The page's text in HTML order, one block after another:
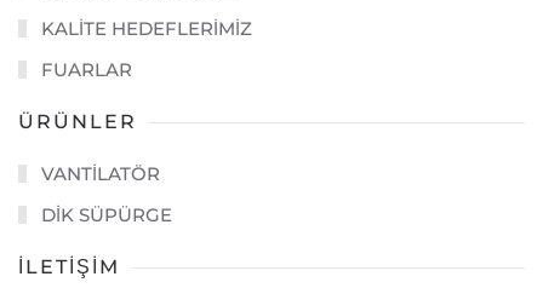
KALİTE HEDEFLERİMİZ
FUARLAR
ÜRÜNLER
VANTİLATÖR
DİK SÜPÜRGE
İLETİŞİM